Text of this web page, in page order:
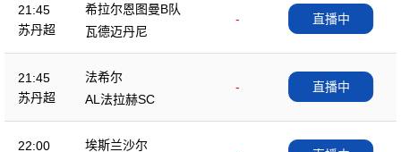
21:45
苏丹超
希拉尔恩图曼B队
-
瓦德迈丹尼
直播中
21:45
苏丹超
法希尔
-
AL法拉赫SC
直播中
22:00
埃斯兰沙尔